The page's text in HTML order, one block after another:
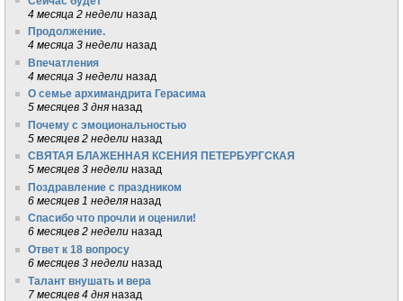
4 месяца 2 недели назад
Продолжение.
4 месяца 3 недели назад
Впечатления
4 месяца 3 недели назад
О семье архимандрита Герасима
5 месяцев 3 дня назад
Почему с эмоциональностью
5 месяцев 2 недели назад
СВЯТАЯ БЛАЖЕННАЯ КСЕНИЯ ПЕТЕРБУРГСКАЯ
5 месяцев 3 недели назад
Поздравление с праздником
6 месяцев 1 неделя назад
Спасибо что прочли и оценили!
6 месяцев 2 недели назад
Ответ к 18 вопросу
6 месяцев 3 недели назад
Талант внушать и вера
7 месяцев 4 дня назад